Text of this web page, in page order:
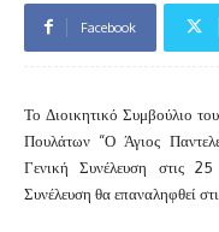
Facebook
Το Διοικητικό Συμβούλιο
Πουλάτων “Ο Άγιος
Γενική Συνέλευση στις
Συνέλευση θα επαναληφθεί